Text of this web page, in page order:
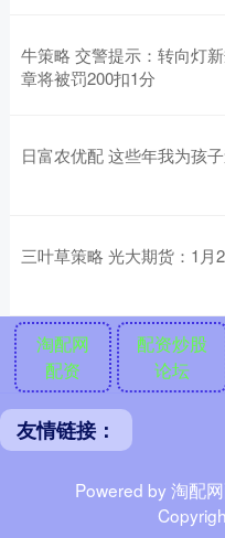
牛策略 交警提示：转向灯
章将被罚200扣1分
日富农优配 这些年我为孩
三叶草策略 光大期货：1月
淘配网
配资
配资炒股
论坛
友情链接：
Powered by 淘配